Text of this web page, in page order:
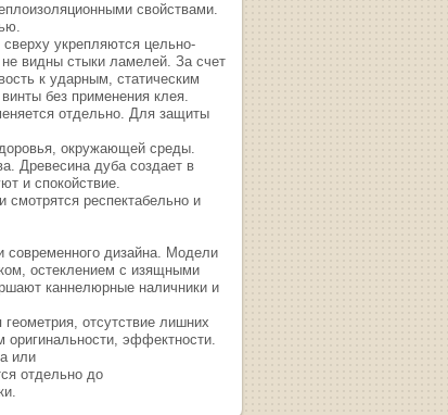
свойствами.
укрепляются цельно-
видны стыки ламелей. За счет
к ударным, статическим
без применения клея.
отдельно. Для защиты
окружающей среды.
Древесина дуба создает в
и спокойствие.
смотрятся респектабельно и
современного дизайна. Модели
остеклением с изящными
каннелюрные наличники и
отсутствие лишних
оригинальности, эффектности.
или
отдельно до